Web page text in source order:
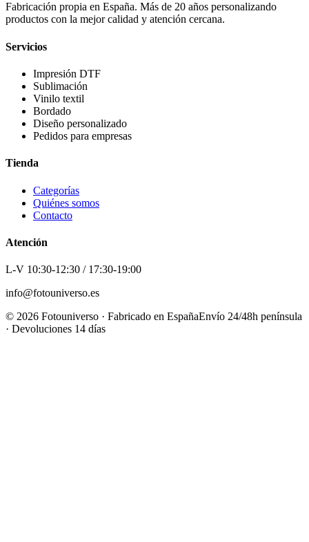
Fabricación propia en España. Más de 20 años personalizando
productos con la mejor calidad y atención cercana.
Servicios
Impresión DTF
Sublimación
Vinilo textil
Bordado
Diseño personalizado
Pedidos para empresas
Tienda
Categorías
Quiénes somos
Contacto
Atención
L-V 10:30-12:30 / 17:30-19:00
info@fotouniverso.es
© 2026 Fotouniverso · Fabricado en EspañaEnvío 24/48h península
· Devoluciones 14 días